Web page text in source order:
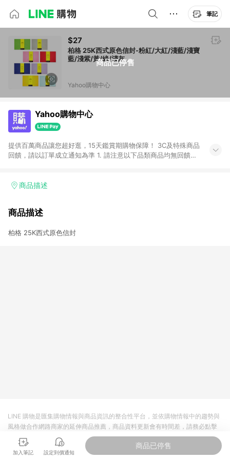
筆記
商品已停售
$27
柏格 25K西式原色信封-粉紅/大紅/淺藍/淺寶
藍/淺紫/黃/綠/淺灰
Yahoo購物中心
Yahoo購物中心
提供百萬商品讓您超好逛，15天鑑賞期購物保障！ 3C及特殊商品
回饋，請以訂單成立通知為準 1. 請注意以下品類商品均無回饋：
電玩/遊戲/相機/單眼/鏡頭/拍立得 [2024/6/1起適用] -內接硬
的購回饋活動享Yahoo超贈點回饋者 - 購物中心商店之商品：商
3. 訂單回饋金額將扣除運費/購物金/超贈點/福利金/紅利折抵/折
商品描述
商品描述
柏格 25K西式原色信封
加入筆記 設定到價通知
商品已停售
LINE 購物是匯集購物情報與商品資訊的整合性平台，並依購物情報中的趨勢與
風格做合作網路商家的延伸商品推薦，商品資料更新會有時間差，請務必點擊
商品至各合作網路商家，確認現售價與購物條件，一切資訊以合作廠商網頁為
準。